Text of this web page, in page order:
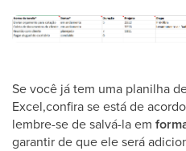
Se você já tem uma planilha
Excel,confira se está de
lembre-se de salvá-la em
garantir de que ele será